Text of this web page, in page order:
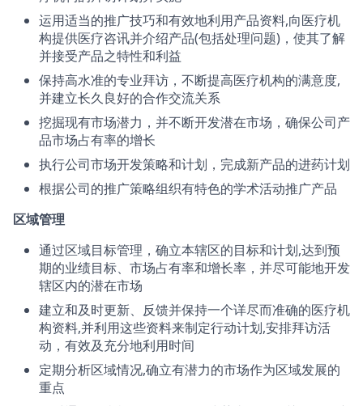
运用适当的推广技巧和有效地利用产品资料,向医疗机
构提供医疗咨讯并介绍产品(包括处理问题)，使其了解
并接受产品之特性和利益
保持高水准的专业拜访，不断提高医疗机构的满意度,
并建立长久良好的合作交流关系
挖掘现有市场潜力，并不断开发潜在市场，确保公司产
品市场占有率的增长
执行公司市场开发策略和计划，完成新产品的进药计划
根据公司的推广策略组织有特色的学术活动推广产品
区域管理
通过区域目标管理，确立本辖区的目标和计划,达到预
期的业绩目标、市场占有率和增长率，并尽可能地开发
辖区内的潜在市场
建立和及时更新、反馈并保持一个详尽而准确的医疗机
构资料,并利用这些资料来制定行动计划,安排拜访活
动，有效及充分地利用时间
定期分析区域情况,确立有潜力的市场作为区域发展的
重点